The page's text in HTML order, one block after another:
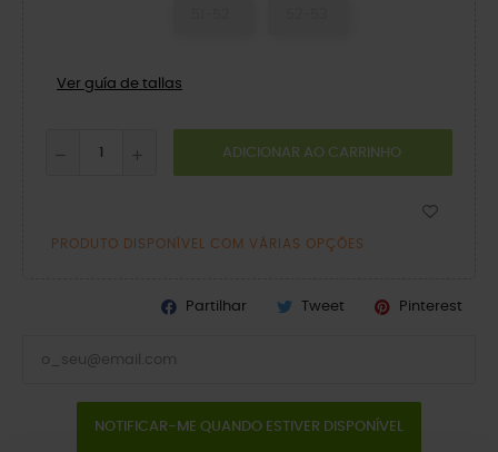
Ver guía de tallas
ADICIONAR AO CARRINHO
PRODUTO DISPONÍVEL COM VÁRIAS OPÇÕES
Partilhar Tweet Pinterest
NOTIFICAR-ME QUANDO ESTIVER DISPONÍVEL